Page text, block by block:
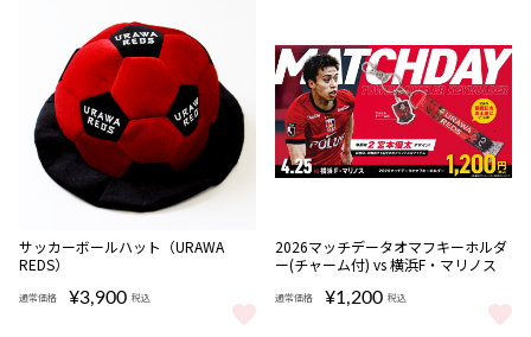
サッカーボールハット（URAWA
REDS）
通常価格 ¥3,900 税込
サッカーボールハット（URAWA REDS） をもっと見る
2026マッチデータオマフキーホルダ
ー(チャーム付) vs 横浜F・マリノス
通常価格 ¥1,200 税込
2026マッチデータオマフキーホ